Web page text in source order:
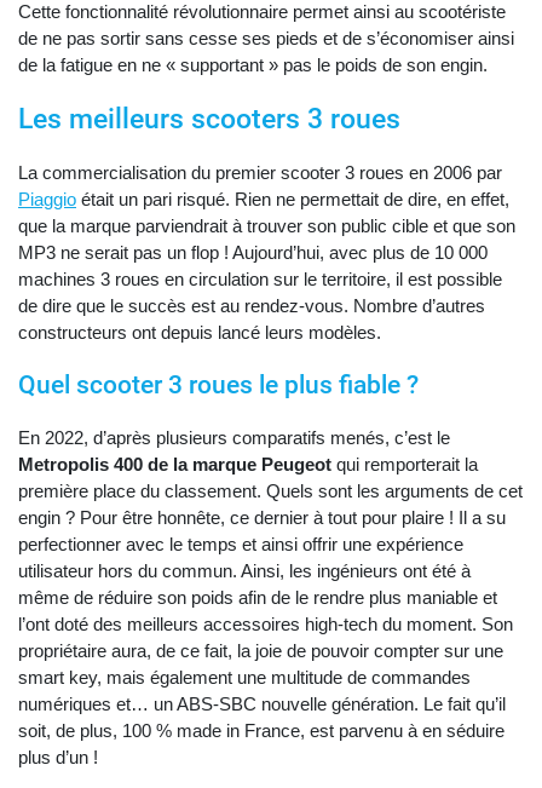
Cette fonctionnalité révolutionnaire permet ainsi au scootériste
de ne pas sortir sans cesse ses pieds et de s’économiser ainsi
de la fatigue en ne « supportant » pas le poids de son engin.
Les meilleurs scooters 3 roues
La commercialisation du premier scooter 3 roues en 2006 par
Piaggio était un pari risqué. Rien ne permettait de dire, en effet,
que la marque parviendrait à trouver son public cible et que son
MP3 ne serait pas un flop ! Aujourd’hui, avec plus de 10 000
machines 3 roues en circulation sur le territoire, il est possible
de dire que le succès est au rendez-vous. Nombre d’autres
constructeurs ont depuis lancé leurs modèles.
Quel scooter 3 roues le plus fiable ?
En 2022, d’après plusieurs comparatifs menés, c’est le
Metropolis 400 de la marque Peugeot qui remporterait la
première place du classement. Quels sont les arguments de cet
engin ? Pour être honnête, ce dernier à tout pour plaire ! Il a su
perfectionner avec le temps et ainsi offrir une expérience
utilisateur hors du commun. Ainsi, les ingénieurs ont été à
même de réduire son poids afin de le rendre plus maniable et
l’ont doté des meilleurs accessoires high-tech du moment. Son
propriétaire aura, de ce fait, la joie de pouvoir compter sur une
smart key, mais également une multitude de commandes
numériques et… un ABS-SBC nouvelle génération. Le fait qu’il
soit, de plus, 100 % made in France, est parvenu à en séduire
plus d’un !